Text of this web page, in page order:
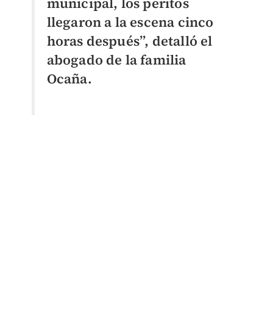
llegaron a la escena cinco
horas después”, detalló el
abogado de la familia
Ocaña.